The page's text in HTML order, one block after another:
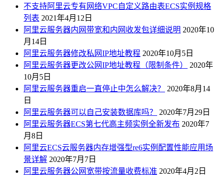
不支持阿里云专有网络VPC自定义路由表ECS实例规格
列表 2021年4月12日
阿里云服务器内网带宽和内网收发包详细说明 2020年10
月14日
阿里云服务器修改私网IP地址教程 2020年10月5日
阿里云服务器更改公网IP地址教程（限制条件）
2020年
10月5日
阿里云服务器重启一直停止中怎么解决？
2020年8月14
日
阿里云服务器可以自己安装数据库吗？
2020年7月29日
阿里云服务器ECS第七代高主频实例全新发布 2020年7
月8日
阿里云ECS云服务器内存增强型re6实例配置性能应用场
景详解 2020年7月7日
阿里云服务器公网宽带按流量收费标准 2020年4月2日